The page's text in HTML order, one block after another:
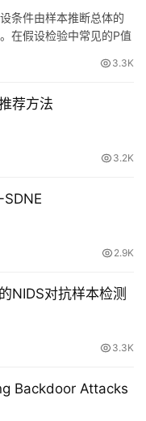
条件由样本推断总体的
在假设检验中常见的P值
3.3K
荐方法
3.2K
SDNE
2.9K
NIDS对抗样本检测
3.3K
Backdoor Attacks